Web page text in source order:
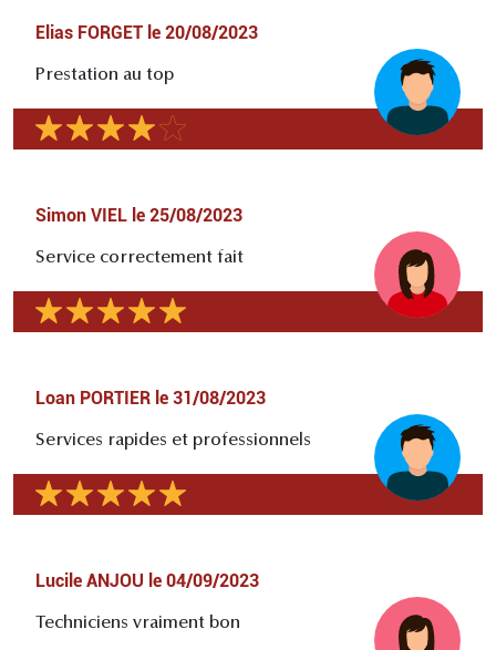
Elias FORGET le 20/08/2023
Prestation au top
Simon VIEL le 25/08/2023
Service correctement fait
Loan PORTIER le 31/08/2023
Services rapides et professionnels
Lucile ANJOU le 04/09/2023
Techniciens vraiment bon